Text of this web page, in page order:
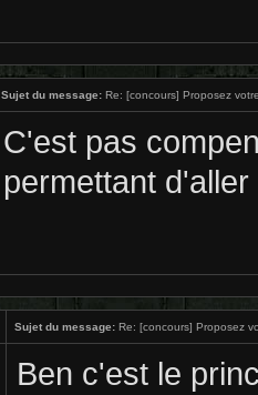
Sujet du message: Re: [concours] Proposez
C'est pas
permettant
Sujet du message: Re: [concours] Proposez
Ben c'est le